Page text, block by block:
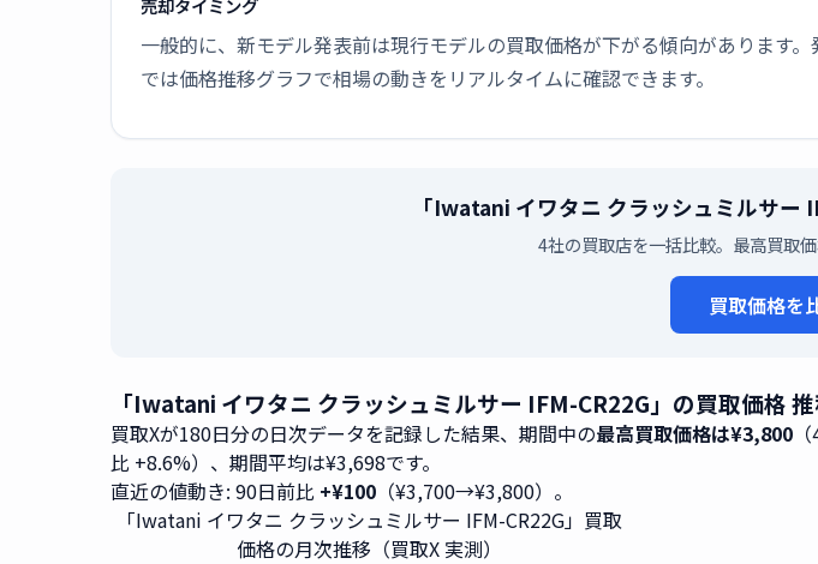
売却タイミング
一般的に、新モデル発表前は現行モデルの買取価格が下がる傾向があります
では価格推移グラフで相場の動きをリアルタイムに確認できます。
「Iwatani イワタニ クラッシュミルサー
4社の買取店を一括比較。最高買取
買取価格を
「Iwatani イワタニ クラッシュミルサー IFM-CR22G」の買取価格
買取Xが180日分の日次データを記録した結果、期間中の最高買取価格は¥3,800
比 +8.6%）、期間平均は¥3,698です。
直近の値動き: 90日前比 +¥100 （¥3,700→¥3,800）。
「Iwatani イワタニ クラッシュミルサー IFM-CR22G」買取
価格の月次推移（買取X 実測）